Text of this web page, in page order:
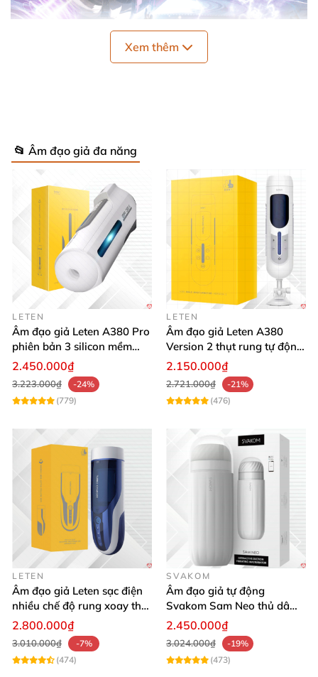
mang thiết kế đẳng cấp
cũng giúp sản phẩm tạo
được nhấn tượng mạnh trong mắt người sử dụng.
Xem thêm
📂 Âm đạo giả đa năng
LETEN
Âm đạo giả Leten A380 Pro
phiên bản 3 silicon mềm
mại kích thích
2.450.000₫
3.223.000₫
-24%
(779)
LETEN
Âm đạo giả Leten A380
Version 2 thụt rung tự động,
cảm giác thật
2.150.000₫
2.721.000₫
-21%
(476)
LETEN
Âm đạo giả Leten sạc điện
nhiều chế độ rung xoay thụt
rên rỉ
2.800.000₫
3.010.000₫
-7%
(474)
SVAKOM
Âm đạo giả tự động
Svakom Sam Neo thủ dâm
rung mút app điện thoại
2.450.000₫
3.024.000₫
-19%
(473)